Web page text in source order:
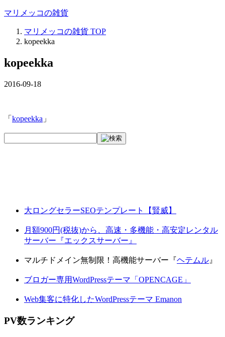
マリメッコの雑貨
マリメッコの雑貨 TOP
kopeekka
kopeekka
2016-09-18
「 kopeekka 」
大ロングセラーSEOテンプレート【賢威】
月額900円(税抜)から、高速・多機能・高安定レンタル
サーバー『エックスサーバー』
マルチドメイン無制限！高機能サーバー『ヘテムル 』
ブロガー専用WordPressテーマ「OPENCAGE」
Web集客に特化したWordPressテーマ Emanon
PV数ランキング